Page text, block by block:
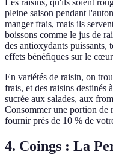
Les raisins, qu'ils soient
pleine saison pendant
manger frais, mais ils
boissons comme le jus de
des antioxydants puissants,
effets bénéfiques sur le
En variétés de raisin, on
frais, et des raisins
sucrée aux salades, aux
Consommer une portion de
fournir près de 10 % de
4. Coings : La